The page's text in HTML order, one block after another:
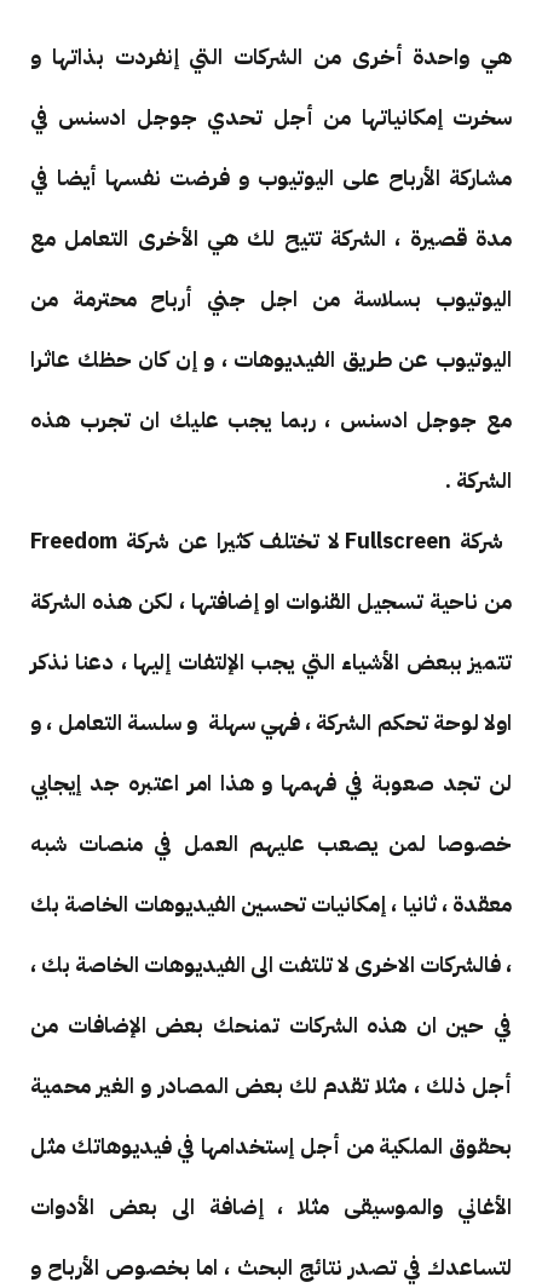
هي واحدة أخرى من الشركات التي إنفردت بذاتها و
سخرت إمكانياتها من أجل تحدي جوجل ادسنس في
مشاركة الأرباح على اليوتيوب و فرضت نفسها أيضا في
مدة قصيرة ، الشركة تتيح لك هي الأخرى التعامل مع
اليوتيوب بسلاسة من اجل جني أرباح محترمة من
اليوتيوب عن طريق الفيديوهات ، و إن كان حظك عاثرا
مع جوجل ادسنس ، ربما يجب عليك ان تجرب هذه
الشركة .
شركة Fullscreen لا تختلف كثيرا عن شركة Freedom
من ناحية تسجيل القنوات او إضافتها ، لكن هذه الشركة
تتميز ببعض الأشياء التي يجب الإلتفات إليها ، دعنا نذكر
اولا لوحة تحكم الشركة ، فهي سهلة و سلسة التعامل ، و
لن تجد صعوبة في فهمها و هذا امر اعتبره جد إيجابي
خصوصا لمن يصعب عليهم العمل في منصات شبه
معقدة ، ثانيا ، إمكانيات تحسين الفيديوهات الخاصة بك
، فالشركات الاخرى لا تلتفت الى الفيديوهات الخاصة بك ،
في حين ان هذه الشركات تمنحك بعض الإضافات من
أجل ذلك ، مثلا تقدم لك بعض المصادر و الغير محمية
بحقوق الملكية من أجل إستخدامها في فيديوهاتك مثل
الأغاني والموسيقى مثلا ، إضافة الى بعض الأدوات
لتساعدك في تصدر نتائج البحث ، اما بخصوص الأرباح و